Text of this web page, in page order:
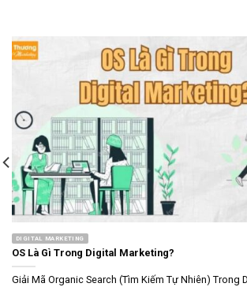
DIGITAL MARKETING
OS Là Gì Trong Digital Marketing?
Giải Mã Organic Search (Tìm Kiếm Tự Nhiên) Trong